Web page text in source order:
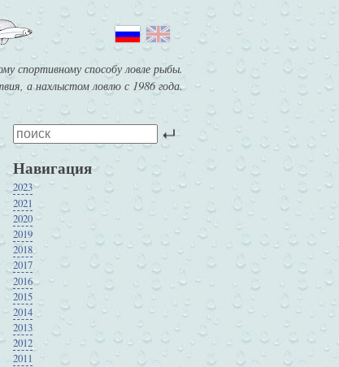
спортивному способу ловле рыбы.
а нахлыстом ловлю с 1986 года.
Навигация
2023
2021
2020
2019
2018
2017
2016
2015
2014
2013
2012
2011